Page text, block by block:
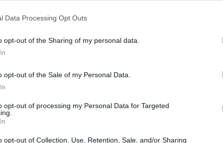
Data Processing Opt Outs
opt-out of the Sharing of my personal data.
opt-out of the Sale of my Personal Data.
opt-out of processing my Personal Data for Targeted
opt-out of Collection, Use, Retention, Sale, and/or Sharing
της απάντησης
ρυθμίσεις, οι οποίες
από τη συζήτηση: